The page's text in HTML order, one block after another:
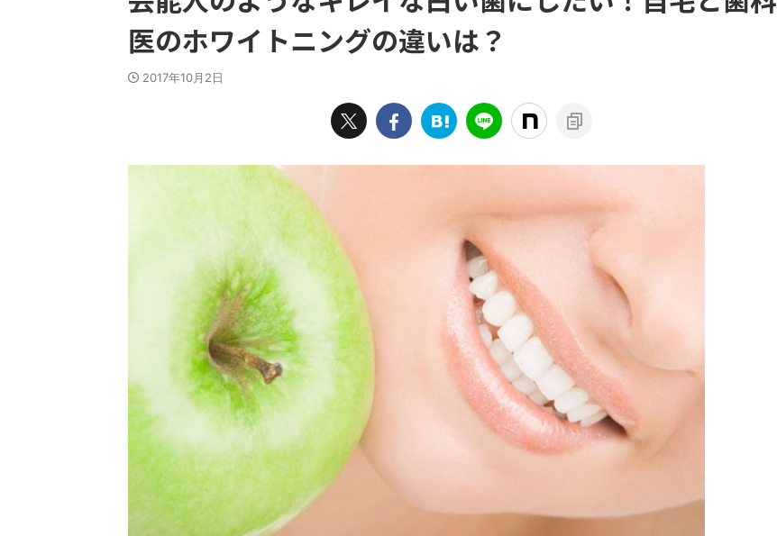
医のホワイトニングの違いは？
2017年10月2日